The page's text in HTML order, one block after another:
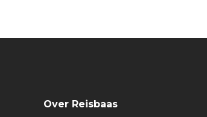
Over Reisbaas